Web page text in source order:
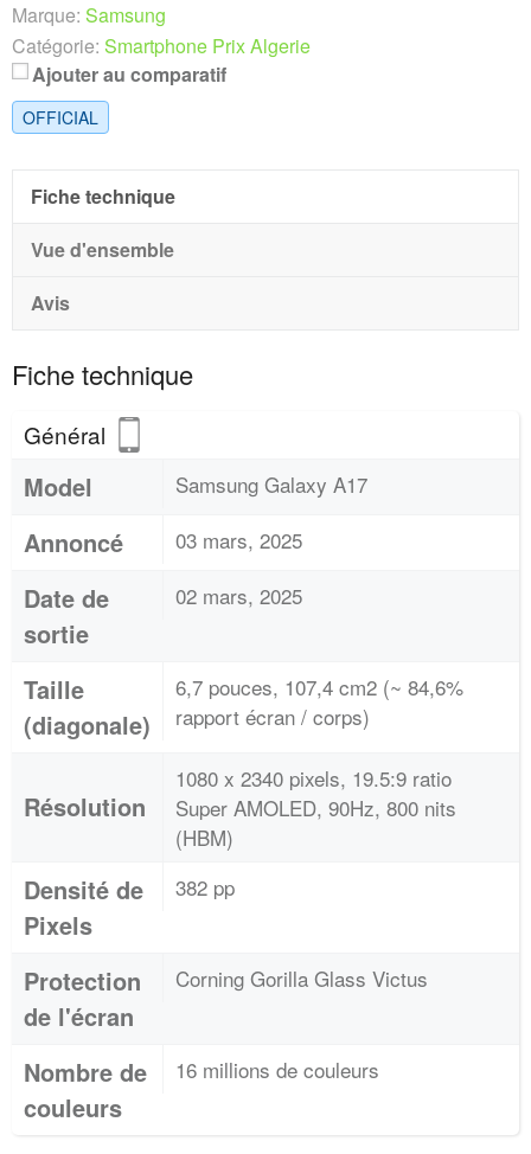
Marque: Samsung
Catégorie: Smartphone Prix Algerie
Ajouter au comparatif
OFFICIAL
Fiche technique
Vue d'ensemble
Avis
Fiche technique
Général
Model Samsung Galaxy A17
Annoncé 03 mars, 2025
Date de
sortie
02 mars, 2025
Taille
(diagonale)
6,7 pouces, 107,4 cm2 (~ 84,6%
rapport écran / corps)
Résolution
1080 x 2340 pixels, 19.5:9 ratio
Super AMOLED, 90Hz, 800 nits
(HBM)
Densité de
Pixels
382 pp
Protection
de l'écran
Corning Gorilla Glass Victus
Nombre de
couleurs
16 millions de couleurs